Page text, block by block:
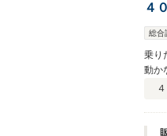
４
総合
乗り
動か